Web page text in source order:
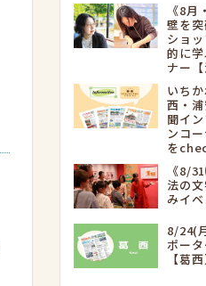
《8月
壁を
ショ
的に
ナー【
いち
西・
聞イ
ンコ
を
《8/
法の
みイベ
8/24(
ポー
【葛西